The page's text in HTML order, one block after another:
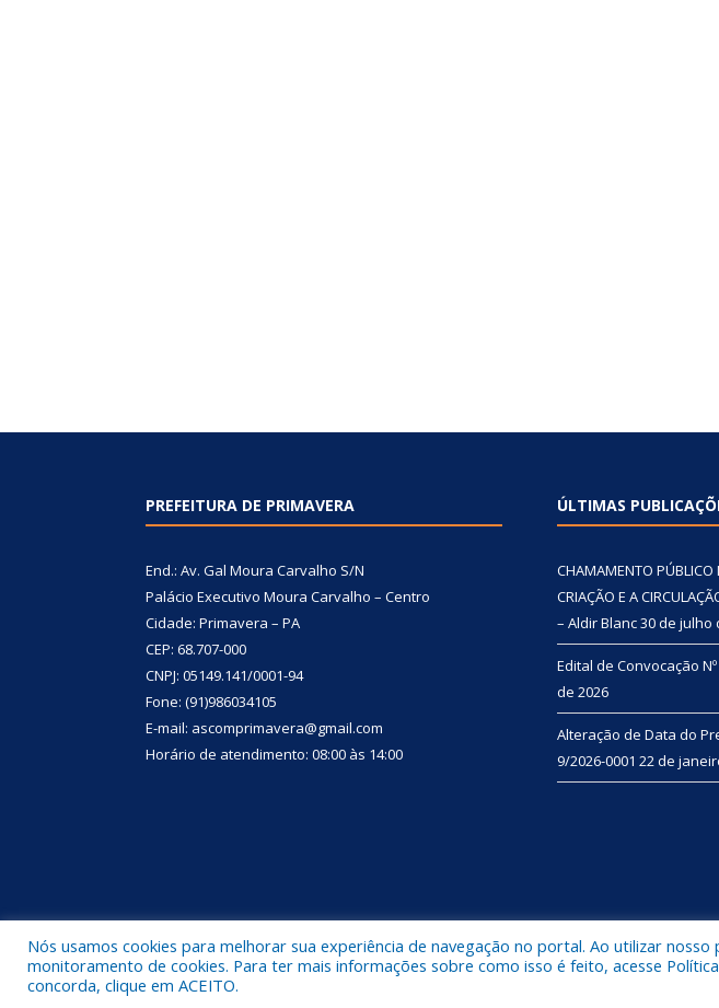
PREFEITURA DE PRIMAVERA
End.: Av. Gal Moura Carvalho S/N
Palácio Executivo Moura Carvalho – Centro
Cidade: Primavera – PA
CEP: 68.707-000
CNPJ: 05149.141/0001-94
Fone: (91)986034105
E-mail: ascomprimavera@gmail.com
Horário de atendimento: 08:00 às 14:00
ÚLTIMAS
CHAMAMENTO
CRIAÇÃO E A
– Aldir Blanc30 de julho
Edital de Convocação
de 2026
Alteração de Data do
9/2026-0001 22 de
Todos os direitos reservados a Prefeitura Municipal de Primavera.
Nós usamos cookies para melhorar sua experiência de navegação no portal. Ao utilizar
monitoramento de cookies. Para ter mais informações sobre como isso é feito, acesse
concorda, clique em ACEITO.